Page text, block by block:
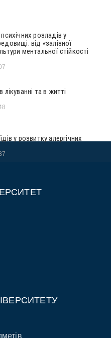
розладів у
від «залізної
ментальної стійкості
та в житті
у розвитку алергічних